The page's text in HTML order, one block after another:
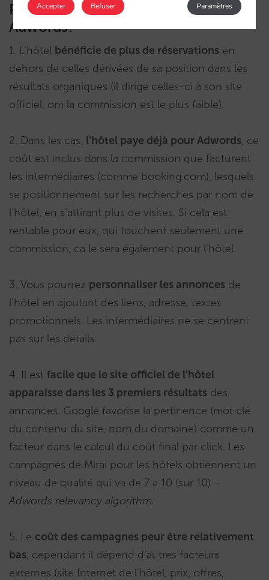
Pourquoi nous recommandons
Adwords?
1. L’hôtel bénéficie de plus de réservations en
dehors de celles dérivées de sa position dans les
résultats organiques (il dirige celles-ci à son site
officiel, om la commission est le plus faible).
2. Dans les cas, l’hôtel paye déjà pour Adwords, ce
coût est inclus dans la commission que facturent
les intermédiaires (comme booking.com), lesquels
se positionnement sur les recherches par nom de
l’hôtel, en s’attirant plus de visites. Si cela est
rentable pour eux, qui touchent seulement une
commission, ca le sera également pour l’hôtel.
3. Vous pourrez personnaliser les annonces de
l’hôtel en ajoutant des liens, adresse, textes
promotionnels. Les intermédiaires ne se centrent
pas sur les détails.
4. Il est facile que le site officiel de l’hôtel
apparaisse dans les 3 premiers résultats des
annonces. Google favorise la pertinence (mot clé
du contenu du site, nom du domaine) comme un
facteur dans le calcul du coût final par click. Les
campagnes de Mirai pour les hôtels obtiennent un
niveau de qualité qui va de 7 a 10 (sur 10) –
Adwords relevancy algorithm.
5. Le coût des campagnes peur être relativement
bas, cependant il dépend d’autres facteurs
externes (site Internet de l’hôtel, prix, offres,
Accepter Paramètres
Refuser